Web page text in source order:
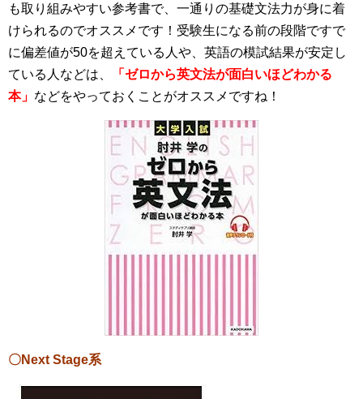
も取り組みやすい参考書で、一通りの基礎文法力が身に着
けられるのでオススメです！受験生になる前の段階ですで
に偏差値が50を超えている人や、英語の模試結果が安定し
ている人などは、
「ゼロから英文法が面白いほどわかる
本」 などをやっておくことがオススメですね！
〇Next Stage系